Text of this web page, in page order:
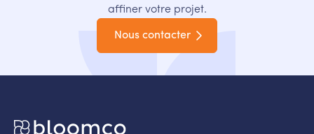
affiner votre projet.
Nous contacter